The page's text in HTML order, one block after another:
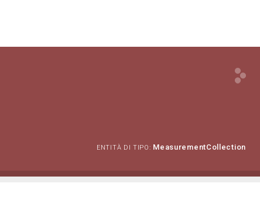
ENTITÀ DI TIPO: MeasurementCollection